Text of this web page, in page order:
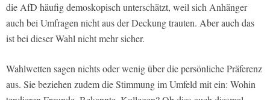
die AfD häufig demoskopisch unterschätzt, weil sich Anhänger
auch bei Umfragen nicht aus der Deckung trauten. Aber auch das
ist bei dieser Wahl nicht mehr sicher.
Wahlwetten sagen nichts oder wenig über die persönliche Präferenz
aus. Sie beziehen zudem die Stimmung im Umfeld mit ein: Wohin